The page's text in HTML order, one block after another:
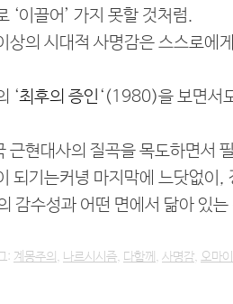
‘이끌어’ 가지 못할 것처럼.
상의 시대적 사명감은 스스로에
‘최후의 증인‘(1980)을 보면서
근현대사의 질곡을 목도하면서
되기는커녕 마지막에 느닷없이,
감수성과 어떤 면에서 닮아 있는
: 계몽주의 , 나르시시즘, 다함께 , 사명감, 오마